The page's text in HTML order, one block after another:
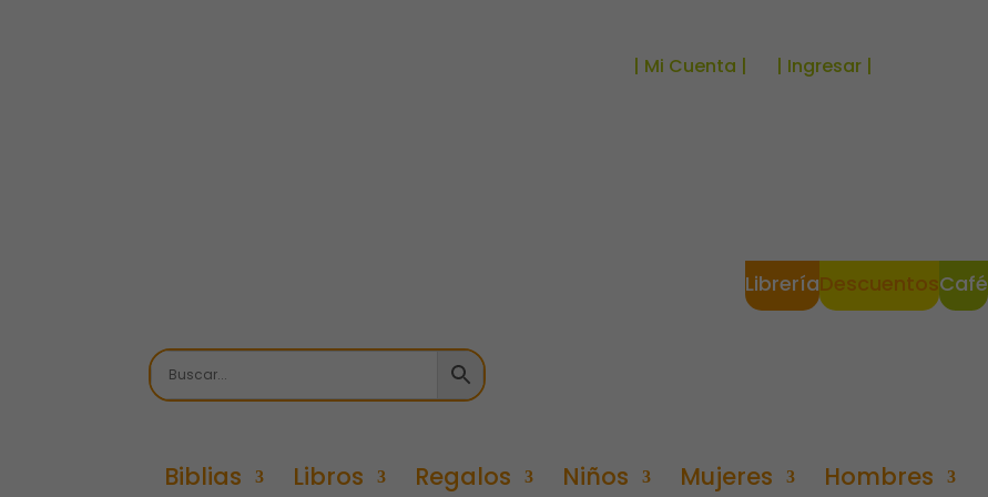
| Mi Cuenta | | Ingresar |
LibreríaDescuentosCafé
Biblias Libros Regalos Niños Mujeres Hombres